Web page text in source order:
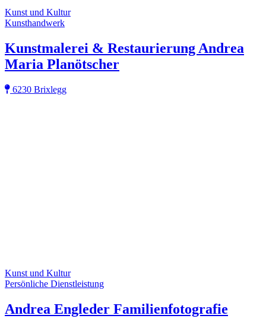
Kunst und Kultur
Kunsthandwerk
Kunstmalerei & Restaurierung Andrea
Maria Planötscher
6230 Brixlegg
Kunst und Kultur
Persönliche Dienstleistung
Andrea Engleder Familienfotografie